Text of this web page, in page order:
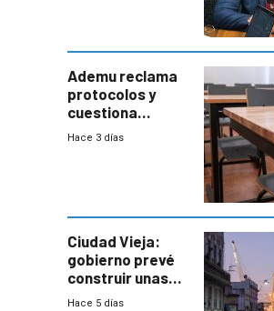
Ademu reclama
protocolos y
cuestiona
demora de
Hace 3 días
Ciudad Vieja:
gobierno prevé
construir unas
mil viviendas en
Hace 5 días